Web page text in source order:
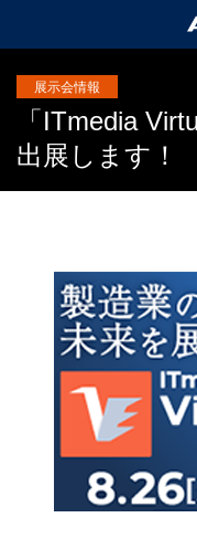
「ITmedia
出展します！
展示会情報